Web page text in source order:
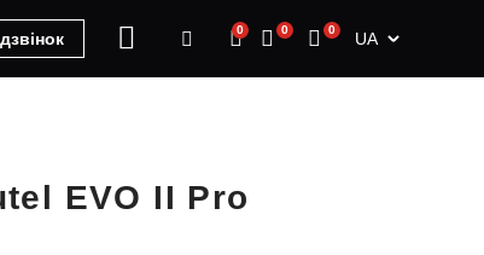
0 0 0 UA
EVO II Pro